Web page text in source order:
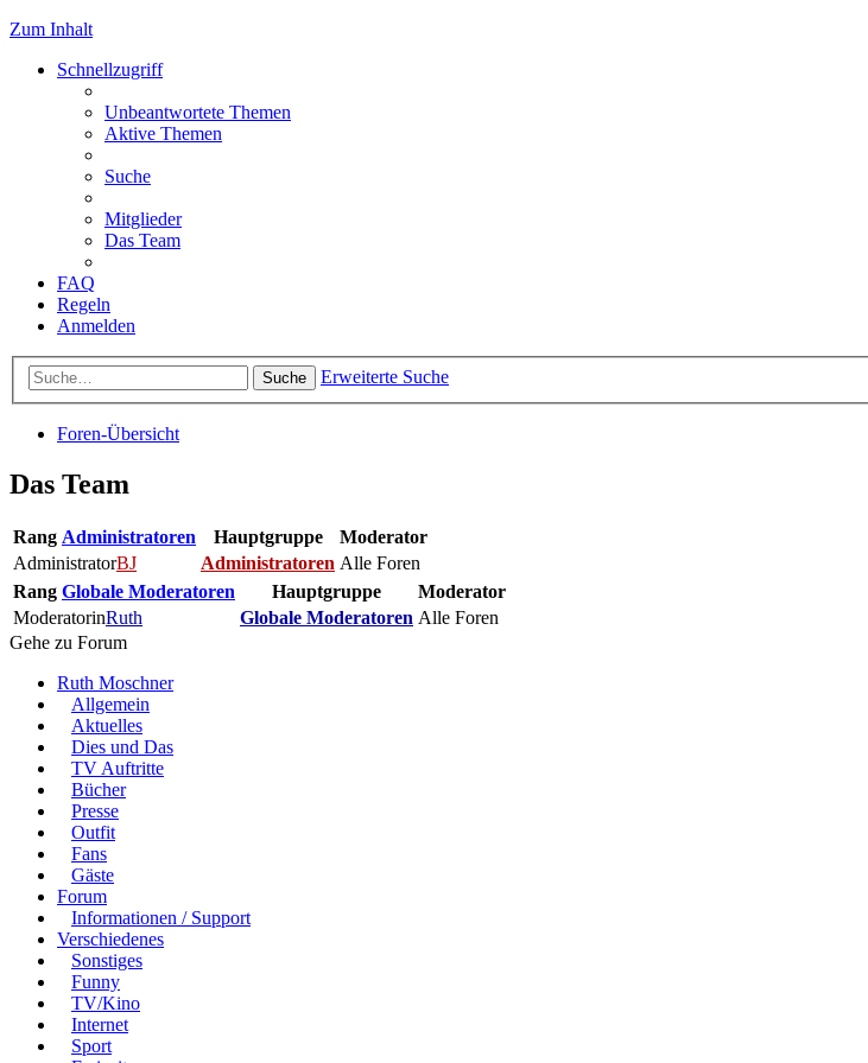
Zum Inhalt
Schnellzugriff
Unbeantwortete Themen
Aktive Themen
Suche
Mitglieder
Das Team
FAQ
Regeln
Anmelden
Suche Erweiterte Suche
Foren-Übersicht
Das Team
Rang Administratoren Hauptgruppe
Moderator
AdministratorBJ Administratoren Alle Foren
Rang Globale Moderatoren Hauptgruppe
Moderator
ModeratorinRuth Globale Moderatoren Alle Foren
Gehe zu Forum
Ruth Moschner
Allgemein
Aktuelles
Dies und Das
TV Auftritte
Bücher
Presse
Outfit
Fans
Gäste
Forum
Informationen / Support
Verschiedenes
Sonstiges
Funny
TV/Kino
Internet
Sport